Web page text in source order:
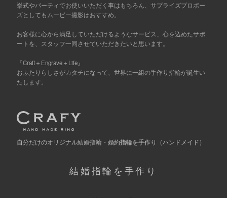
挙式やパーティでお使いいただく事はもちろん、サプライズプロポー
ズとしてもムービー撮影はおすすめ。
お客様に心から満足していただけるようなサービス、心を込めたサポ
ートを、スタッフ一同させていただきたいと思います。
『Craft＋Engrave＋Life』
おふたりらしさがカタチになって、世界に一組の手作り指輪が誕生い
たします。
自分だけのオリジナル結婚指輪・婚約指輪を手作り （ハンドメイド）
結婚指輪を手作り